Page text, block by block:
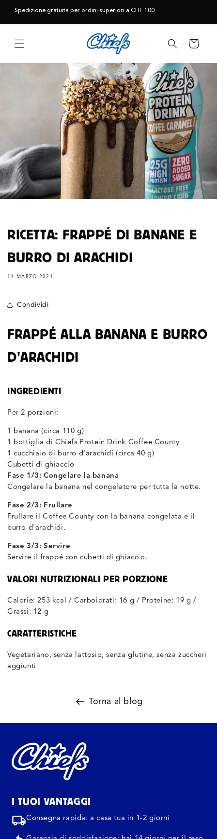
direttamente
Spedizione gratuita per ordini superiori a CHF 100.
Carrello
RICETTA: FRAPPÉ DI BANANE E
BURRO DI ARACHIDI
11 MARZO 2021
Condividi
FRAPPÉ ALLA BANANA E BURRO
D'ARACHIDI
INGREDIENTI
Per 2 porzioni:
1 banana (circa 110 g)
1 bottiglia di Chiefs Protein Drink Coffee County
1 cucchiaio di burro d'arachidi (circa 40 g)
Cubetti di ghiaccio
Fase 1/3: Congelare la banana
Congelare la banana nel congelatore per tutta la notte.
Fase 2/3: Frullare
Frullare il Coffee County con la banana congelata e il
burro d'arachidi.
Fase 3/3: Servire
Servire il frappé con cubetti di ghiaccio.
VALORI NUTRIZIONALI PER PORZIONE
Calorie: 253 kcal / Carboidrati: 16 g / Proteine: 19 g /
Grassi: 12 g
CARATTERISTICHE
Vegetariano, senza lattosio, senza glutine, senza zuccheri
aggiunti
Torna al blog
I TUOI VANTAGGI
Consegna rapida: a casa tua in 1-2 giorni